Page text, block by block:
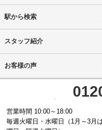
駅から検索
スタッフ紹介
お客様の声
営業時間 10:00～18:00
毎週火曜日・水曜日（1月～3月